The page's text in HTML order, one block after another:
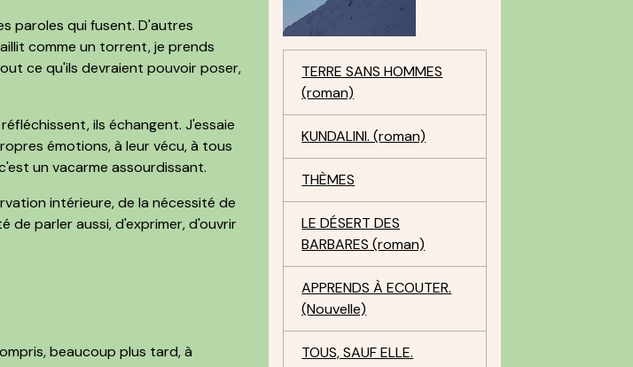
paroles qui fusent. D'autres
comme un torrent, je prends
ce qu'ils devraient pouvoir poser,
ils échangent. J'essaie
émotions, à leur vécu, à tous
un vacarme assourdissant.
intérieure, de la nécessité de
de parler aussi, d'exprimer, d'ouvrir
beaucoup plus tard, à
TERRE SANS HOMMES
(roman)
KUNDALINI. (roman)
THÈMES
LE DÉSERT DES
BARBARES (roman)
APPRENDS À ECOUTER.
(Nouvelle)
TOUS, SAUF ELLE.